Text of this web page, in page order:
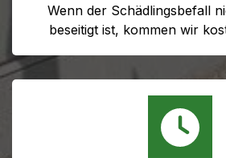
Wenn der Schädlingsbefall
beseitigt ist, kommen wir